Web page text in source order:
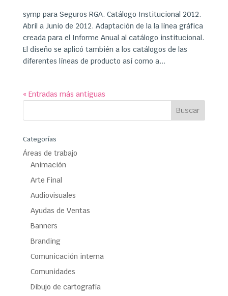
symp para Seguros RGA. Catálogo Institucional 2012.
Abril a Junio de 2012. Adaptación de la la línea gráfica
creada para el Informe Anual al catálogo institucional.
El diseño se aplicó también a los catálogos de las
diferentes líneas de producto así como a...
« Entradas más antiguas
Categorías
Áreas de trabajo
Animación
Arte Final
Audiovisuales
Ayudas de Ventas
Banners
Branding
Comunicación interna
Comunidades
Dibujo de cartografía